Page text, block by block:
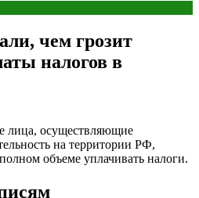
чем грозит
налогов в
лица, осуществляющие
на территории РФ,
объеме уплачивать налоги.